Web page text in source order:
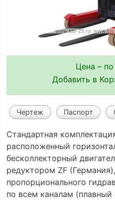
Цена –
Добавить в
Чертеж Паспорт
Стандартная
расположенный
бесколлекторный
редуктором ZF
пропорционального
по всем каналам